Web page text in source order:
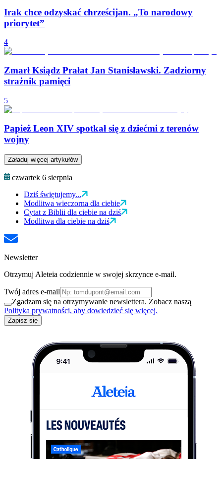
Irak chce odzyskać chrześcijan. „To narodowy
priorytet”
4
Zmarł Ksiądz Prałat Jan Stanisławski. Zadziorny
strażnik pamięci
5
Papież Leon XIV spotkał się z dziećmi z terenów
wojny
Załaduj więcej artykułów
czwartek 6 sierpnia
Dziś świętujemy...
Modlitwa wieczorna dla ciebie
Cytat z Biblii dla ciebie na dziś
Modlitwa dla ciebie na dziś
Newsletter
Otrzymuj Aleteia codziennie w swojej skrzynce e-mail.
Twój adres e-mail
Zgadzam się na otrzymywanie newslettera. Zobacz naszą
Polityka prywatności, aby dowiedzieć się więcej.
Zapisz się